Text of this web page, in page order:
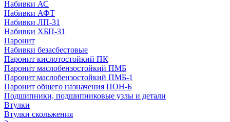
Набивки АС
Набивки АФТ
Набивки ЛП-31
Набивки ХБП-31
Паронит
Набивки безасбестовые
Паронит кислотостойкий ПК
Паронит маслобензостойкий ПМБ
Паронит маслобензостойкий ПМБ-1
Паронит общего назначения ПОН-Б
Подшипники, подшипниковые узлы и детали
Втулки
Втулки скольжения